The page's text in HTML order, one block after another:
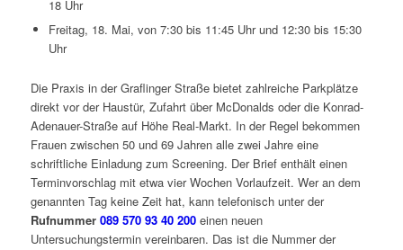
18 Uhr
Freitag, 18. Mai, von 7:30 bis 11:45 Uhr und 12:30 bis 15:30
Uhr
Die Praxis in der Graflinger Straße bietet zahlreiche Parkplätze
direkt vor der Haustür, Zufahrt über McDonalds oder die Konrad-
Adenauer-Straße auf Höhe Real-Markt. In der Regel bekommen
Frauen zwischen 50 und 69 Jahren alle zwei Jahre eine
schriftliche Einladung zum Screening. Der Brief enthält einen
Terminvorschlag mit etwa vier Wochen Vorlaufzeit. Wer an dem
genannten Tag keine Zeit hat, kann telefonisch unter der
Rufnummer 089 570 93 40 200einen neuen
Untersuchungstermin vereinbaren. Das ist die Nummer der